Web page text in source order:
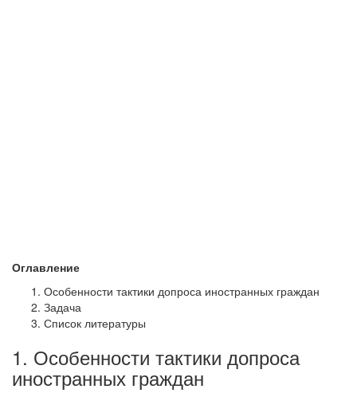
Оглавление
Особенности тактики допроса иностранных граждан
Задача
Список литературы
1. Особенности тактики допроса
иностранных граждан